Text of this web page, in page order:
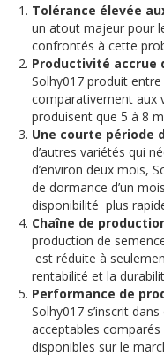
Tolérance élevée
un atout majeur pour
confrontés à cette
Productivité accrue
Solhy017 produit
comparativement aux
produisent que 5 à 8
Une courte période
d’autres variétés qui
d’environ deux mois,
de dormance d’un
disponibilité plus
Chaîne de
production de
est réduite à
rentabilité et la
Performance de
Solhy017 s’inscrit
acceptables
disponibles sur le